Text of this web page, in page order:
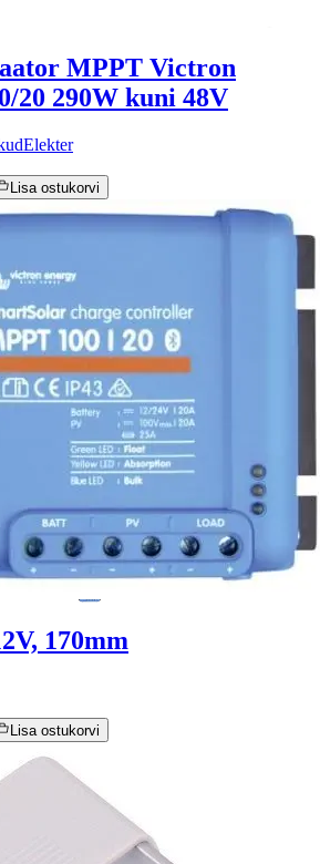
MPPT Victron
20 290W kuni 48V
Elekter
Lisa ostukorvi
170mm
Lisa ostukorvi